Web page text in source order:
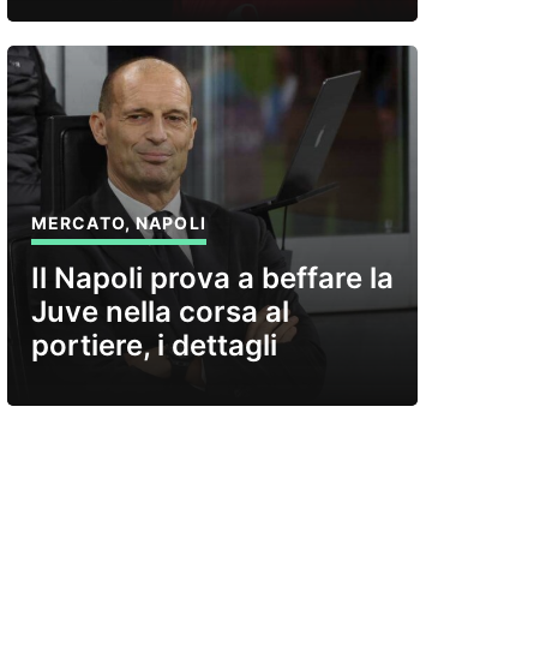
MERCATO,NAPOLI
Il Napoli prova a beffare la
Juve nella corsa al
portiere, i dettagli